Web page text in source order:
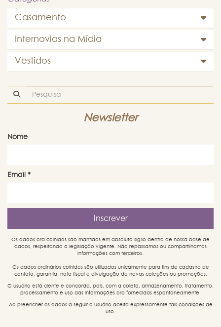
Casamento
Internovias na Mídia
Vestidos
Newsletter
Nome
Email *
Os dados ora colhidos são mantidos em absoluto sigilo dentro de nossa base de
dados, respeitando a legislação vigente. Não repassamos ou compartilhamos
informações com terceiros.
Os dados ordinários colhidos são utilizados unicamente para fins de cadastro de
contato, garantia, nota fiscal e divulgação de novas coleções ou promoções.
O usuário está ciente e concorda, pois, com a coleta, armazenamento, tratamento,
processamento e uso das informações ora fornecidas espontaneamente.
Ao preencher os dados a seguir o usuário aceita expressamente tais condições de
uso.